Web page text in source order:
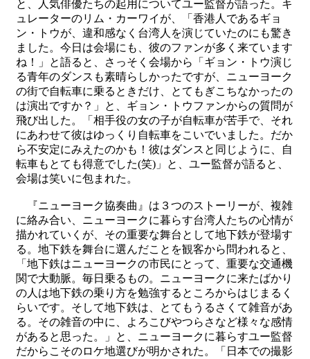
と、人気俳優たちの起用についてユー監督が語った。キ
ュレーターのリム・カーワイが、「香港人であるギョ
ン・トウが、違和感なく台湾人を演じていたのにも驚き
ました。今日は会場にも、彼のファンが多く来ています
ね！」と語ると、さっそく会場から「ギョン・トウ演じ
る青年のダンスも素晴らしかったですが、ニューヨーク
の街で自転車に乗るときだけ、とてもぎこちなかったの
は演出ですか？」と、ギョン・トウファンからの質問が
飛び出した。「相手役の女の子が自転車が苦手で、それ
にあわせて彼はゆっくり自転車をこいでいました。だか
ら不安定にみえたのかも！彼はダンスと同じように、自
転車もとても得意でした(笑)」と、ユー監督が語ると、
会場は笑いに包まれた。
『ニューヨーク協奏曲』は３つのストーリーが、複雑
に絡み合い、ニューヨークに暮らす台湾人たちの心情が
描かれていくが、その重要な舞台として地下鉄が登場す
る。地下鉄を舞台に選んだことを観客から問われると、
「地下鉄はニューヨークの市民にとって、重要な交通機
関で大動脈。毎日乗るもの。ニューヨークに来たばかり
の人は地下鉄の乗り方を勉強するところからはじまるく
らいです。そして地下鉄は、とてもうるさくて雑音があ
る。その雑音の中に、よろこびやつらさなど様々な感情
があると思った。」と、ニューヨークに暮らすユー監督
だからこそのロケ地選びが明かされた。「日本での撮影